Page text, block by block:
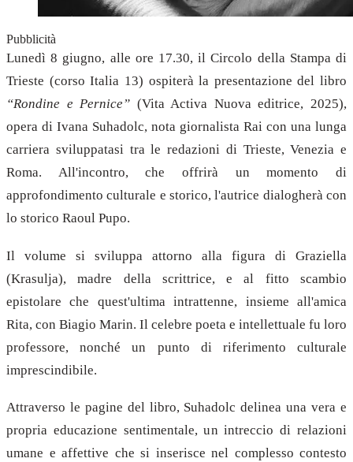
Pubblicità
Lunedì 8 giugno, alle ore 17.30, il Circolo della Stampa di
Trieste (corso Italia 13) ospiterà la presentazione del libro
“Rondine e Pernice” (Vita Activa Nuova editrice, 2025),
opera di Ivana Suhadolc, nota giornalista Rai con una lunga
carriera sviluppatasi tra le redazioni di Trieste, Venezia e
Roma. All'incontro, che offrirà un momento di
approfondimento culturale e storico, l'autrice dialogherà con
lo storico Raoul Pupo.
Il volume si sviluppa attorno alla figura di Graziella
(Krasulja), madre della scrittrice, e al fitto scambio
epistolare che quest'ultima intrattenne, insieme all'amica
Rita, con Biagio Marin. Il celebre poeta e intellettuale fu loro
professore, nonché un punto di riferimento culturale
imprescindibile.
Attraverso le pagine del libro, Suhadolc delinea una vera e
propria educazione sentimentale, un intreccio di relazioni
umane e affettive che si inserisce nel complesso contesto